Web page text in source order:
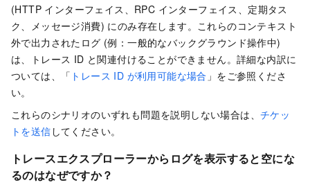
(HTTP インターフェイス、RPC インターフェイス、定期タス
ク、メッセージ消費) にのみ存在します。これらのコンテキスト
外で出力されたログ (例：一般的なバックグラウンド操作中)
は、トレース ID と関連付けることができません。詳細な内訳に
ついては、「 トレース ID が利用可能な場合 」をご参照くださ
い。
これらのシナリオのいずれも問題を説明しない場合は、 チケッ
トを送信 してください。
トレースエクスプローラーからログを表示すると空にな
るのはなぜですか？